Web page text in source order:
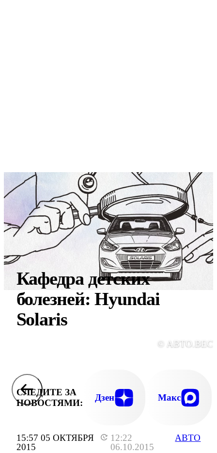
15:57 05 ОКТЯБРЯ
2015
12:22
06.10.2015
АВТО
Кафедра детских
болезней: Hyundai
Solaris
©
СЛЕДИТЕ ЗА
НОВОСТЯМИ:
Дзен Макс